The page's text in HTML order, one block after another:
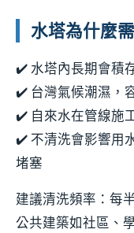
水塔為什麼
✔️ 水塔內長期會積
✔️ 台灣氣候潮濕，
✔️ 自來水在管線施
✔️ 不清洗會影響用
堵塞
建議清洗頻率：每
公共建築如社區、